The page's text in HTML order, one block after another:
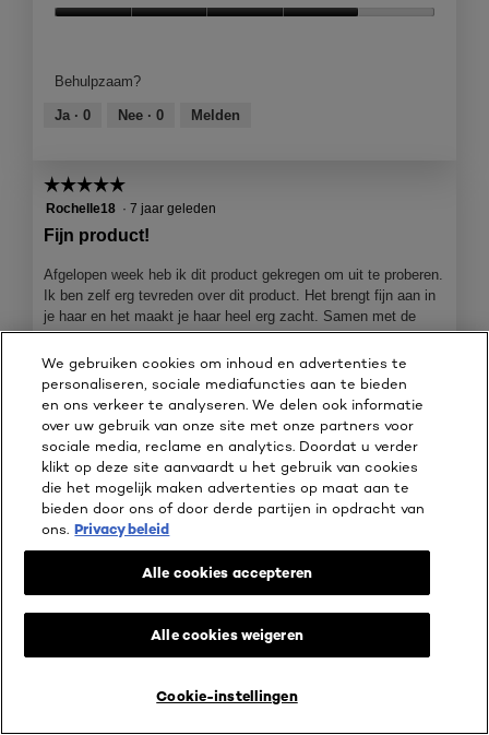
4
van
Behulpzaam?
Ja · 0 Nee · 0 Melden
☆☆☆☆☆
☆☆☆☆☆
5
sterren.
Rochelle18 · 7 jaar geleden
Fijn product!
Afgelopen week heb ik dit product gekregen om uit te proberen.
Ik ben zelf erg tevreden over dit product. Het brengt fijn aan in
je haar en het maakt je haar heel erg zacht. Samen met de
shampoo is het een goede combinatie om de gele gloed uit je
haar te halen. Je hebt maar een klein beetje nodig en dat is dus
ook handig. Ik raad dit product dus zeker aan zodat je haar er
weer fris en verzorgd uit ziet!
Heb je dit product van L'Oréal Paris ontvangen ter
beoordeling?
Ja
Beveelt dit product aan ✔ Ja
Kwaliteit van product
van
van
KOOP ONLINE BIJ
We gebruiken cookies om inhoud en advertenties te
personaliseren, sociale mediafuncties aan te bieden
en ons verkeer te analyseren. We delen ook informatie
over uw gebruik van onze site met onze partners voor
sociale media, reclame en analytics. Doordat u verder
klikt op deze site aanvaardt u het gebruik van cookies
die het mogelijk maken advertenties op maat aan te
bieden door ons of door derde partijen in opdracht van
ons. Privacy beleid
Cookie-instellingen
Alle cookies weigeren
Alle cookies accepteren